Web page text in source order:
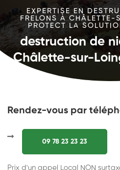
EXPERTISE EN
FRELONS À CHÂLETTE-
PROTECT LA
destruction de
Châlette-sur-
Rendez-vous par
09 78 23 23 23
Prix d'un appel Local NON